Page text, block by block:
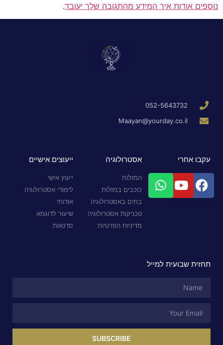
נוספים אודות איך המידע מהתגובה שלך יעובד.
052-5643732
Maayan@yourday.co.il
עקבו אחרי אסטרולוגיה
המזלות
כוכבים במזלות
בתים באסטרולוגיה
טכניקות אסטרולוגיה
מדיניות הפרטיות
ייעוצים אישיים
ייעוץ אישי
לימודי אסטרולוגיה
אודותי
שיעור לדוגמא
סדנאות
תחזית שבועית למייל
SUBSCRIBE